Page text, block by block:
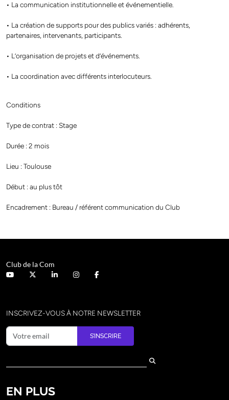
• La communication institutionnelle et événementielle.
• La création de supports pour des publics variés : adhérents,
partenaires, intervenants, participants.
• L’organisation de projets et d’événements.
• La coordination avec différents interlocuteurs.
Conditions
Type de contrat : Stage
Durée : 2 mois
Lieu : Toulouse
Début : au plus tôt
Encadrement : Bureau / référent communication du Club
Club de la Com
INSCRIVEZ-VOUS À NOTRE NEWSLETTER
S’INSCRIRE
EN PLUS